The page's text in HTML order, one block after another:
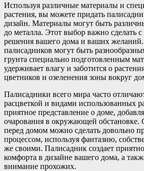
Используя различные материалы и
растения, вы можете придать
дизайн. Материалы могут быть
до металла. Этот выбор важно сделать
решения вашего дома и ваших
палисадников могут быть
грунта специально подготовленным
удерживает влагу и заботится о
цветников и озеленения зоны вокруг
Палисадники всего мира часто
расцветкой и видами использованных
приятное представление о доме,
очарования в окружающей обстановке.
перед домом можно сделать довольно
процессом, используя фантазию,
же своими. Палисадник создает
комфорта в дизайне вашего дома, а
внимание прохожих.